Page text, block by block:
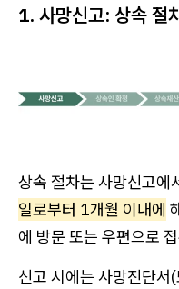
1. 사망신고: 상속 절
상속 절차는 사망신고에
일로부터 1개월 이내에
에 방문 또는 우편으로
신고 시에는 사망진단서